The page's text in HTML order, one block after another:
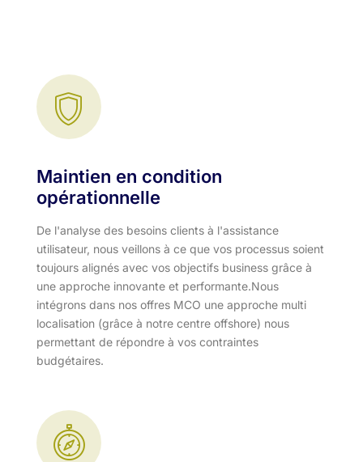
Maintien en condition
opérationnelle
De l'analyse des besoins clients à l'assistance
utilisateur, nous veillons à ce que vos processus soient
toujours alignés avec vos objectifs business grâce à
une approche innovante et performante.​ Nous
intégrons dans nos offres MCO une approche multi
localisation (grâce à notre centre offshore) nous
permettant de répondre à vos contraintes
budgétaires.